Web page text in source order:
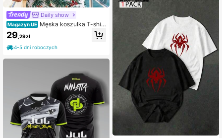
Daily show
Magazyn UE Męska koszulka T-shir
t, luźna, bezrękawna kamizelka z o
krągłym dekoltem na lato, uniwersa
lna, dopasowana, orzeźwiająca i do
dająca energii, idealna na prezent d
la męża lub chłopaka. Sport
29 ,29zł
4-5 dni roboczych